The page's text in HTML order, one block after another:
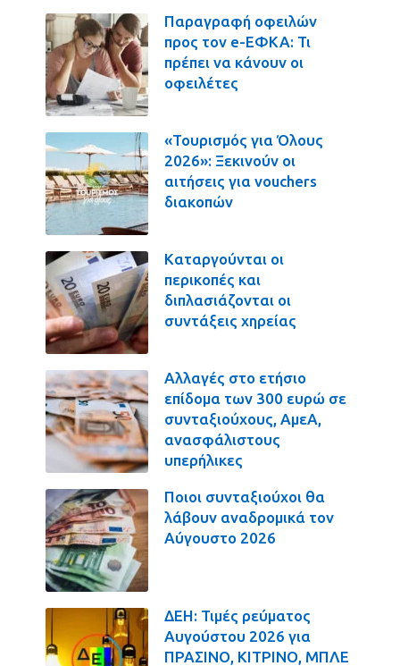
Παραγραφή οφειλών
προς τον e-ΕΦΚΑ: Τι
πρέπει να κάνουν οι
οφειλέτες
«Τουρισμός για Όλους
2026»: Ξεκινούν οι
αιτήσεις για vouchers
διακοπών
Καταργούνται οι
περικοπές και
διπλασιάζονται οι
συντάξεις χηρείας
Αλλαγές στο ετήσιο
επίδομα των 300 ευρώ σε
συνταξιούχους, ΑμεΑ,
ανασφάλιστους
υπερήλικες
Ποιοι συνταξιούχοι θα
λάβουν αναδρομικά τον
Αύγουστο 2026
ΔΕΗ: Τιμές ρεύματος
Αυγούστου 2026 για
ΠΡΑΣΙΝΟ, ΚΙΤΡΙΝΟ, ΜΠΛΕ